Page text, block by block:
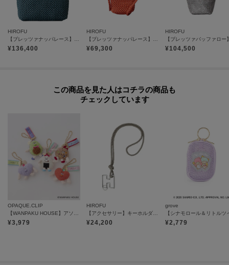
HIROFU
【ブレッツァナッパレース】レザーメッシュショルダーバッグ S 本革（商品番号：P25-31005）
¥136,400
HIROFU
【ブレッツァナッパレース】スマートフォン用ミニレザーショルダーバッグ S 本革（商品番号：P25-31303）
¥69,300
HIROFU
¥104,500
この商品を見た人はコチラの商品も
チェックしています
OPAQUE.CLIP
¥3,979
HIROFU
¥24,200
grove
¥2,779